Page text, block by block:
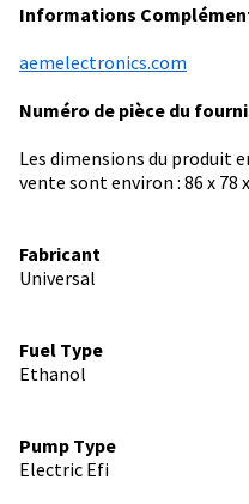
Informations
aemelectronics.com
Numéro de pièce du
Les dimensions du produit
vente sont environ : 86 x 78
Fabricant
Universal
Fuel Type
Ethanol
Pump Type
Electric Efi